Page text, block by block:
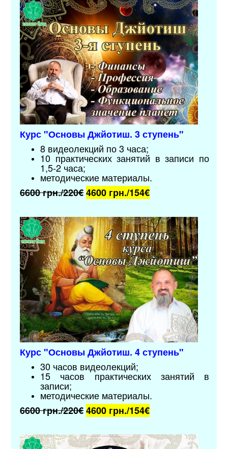
Курс "Основы Джйотиш. 3 ступень"
8 видеолекций по 3 часа;
10 практических занятий в записи по
1,5-2 часа;
методические материалы.
6600 грн./220€4600 грн./154€
Курс "Основы Джйотиш. 4 ступень"
30 часов видеолекций;
15 часов практических занятий в
записи;
методические материалы.
6600 грн./220€4600 грн./154€